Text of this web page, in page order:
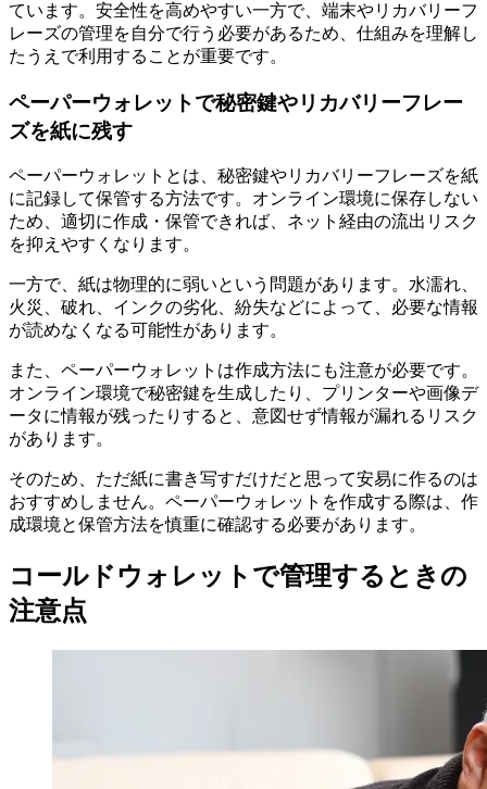
ています。安全性を高めやすい一方で、端末やリカバリーフ
レーズの管理を自分で行う必要があるため、仕組みを理解し
たうえで利用することが重要です。
ペーパーウォレットで秘密鍵やリカバリーフレー
ズを紙に残す
ペーパーウォレットとは、秘密鍵やリカバリーフレーズを紙
に記録して保管する方法です。オンライン環境に保存しない
ため、適切に作成・保管できれば、ネット経由の流出リスク
を抑えやすくなります。
一方で、紙は物理的に弱いという問題があります。水濡れ、
火災、破れ、インクの劣化、紛失などによって、必要な情報
が読めなくなる可能性があります。
また、ペーパーウォレットは作成方法にも注意が必要です。
オンライン環境で秘密鍵を生成したり、プリンターや画像デ
ータに情報が残ったりすると、意図せず情報が漏れるリスク
があります。
そのため、ただ紙に書き写すだけだと思って安易に作るのは
おすすめしません。ペーパーウォレットを作成する際は、作
成環境と保管方法を慎重に確認する必要があります。
コールドウォレットで管理するときの
注意点